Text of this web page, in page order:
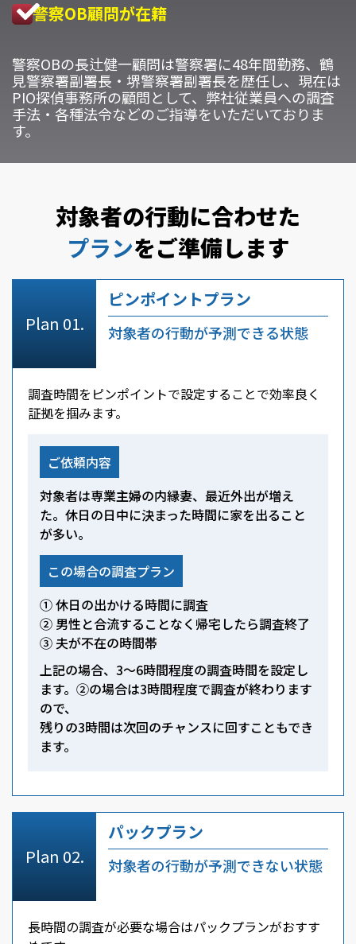
警察OB顧問が在籍
警察OBの長辻健一顧問は警察署に48年間勤務、鶴
見警察署副署長・堺警察署副署長を歴任し、現在は
PIO探偵事務所の顧問として、弊社従業員への調査
手法・各種法令などのご指導をいただいておりま
す。
対象者の行動に合わせた
プランをご準備します
ピンポイントプラン
対象者の行動が予測できる状態
調査時間をピンポイントで設定することで効率良く
証拠を掴みます。
ご依頼内容
対象者は専業主婦の内縁妻、最近外出が増え
た。休日の日中に決まった時間に家を出ること
が多い。
この場合の調査プラン
① 休日の出かける時間に調査
② 男性と合流することなく帰宅したら調査終了
③ 夫が不在の時間帯
上記の場合、3～6時間程度の調査時間を設定し
ます。②の場合は3時間程度で調査が終わります
ので、
残りの3時間は次回のチャンスに回すこともでき
ます。
パックプラン
対象者の行動が予測できない状態
長時間の調査が必要な場合はパックプランがおすす